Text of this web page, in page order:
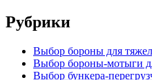
Рубрики
Выбор бороны для
Выбор бороны-мотыги
Выбор бункера-